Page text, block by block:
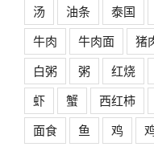
汤
油条 泰国
牛肉
牛肉面 猪
白粥
粥 红烧
虾
蟹 西红柿
面食
鱼 鸡